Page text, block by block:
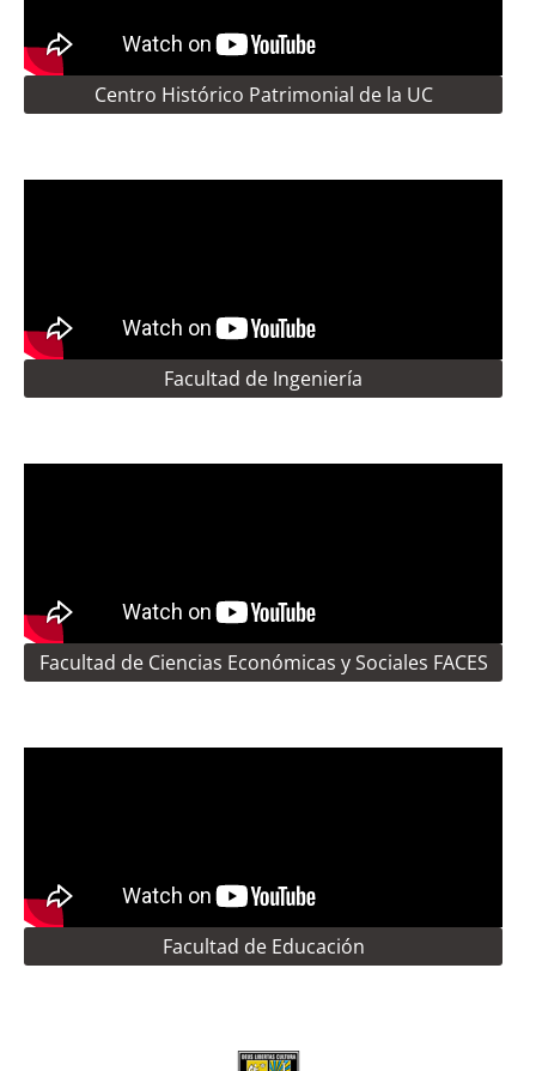
Centro Histórico Patrimonial de la UC
Facultad de Ingeniería
Facultad de Ciencias Económicas y Sociales FACES
Facultad de Educación